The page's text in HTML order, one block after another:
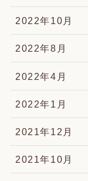
2022年10月
2022年8月
2022年4月
2022年1月
2021年12月
2021年10月